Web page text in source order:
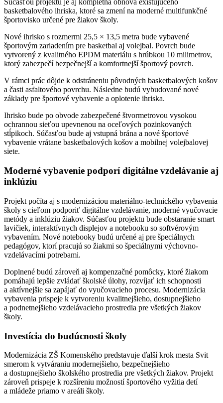
Súčasťou projektu je aj kompletná obnova existujúceho
basketbalového ihriska, ktoré sa zmení na moderné multifunkčné
športovisko určené pre žiakov školy.
Nové ihrisko s rozmermi 25,5 × 13,5 metra bude vybavené
športovým zariadením pre basketbal aj volejbal. Povrch bude
vytvorený z kvalitného EPDM materiálu s hrúbkou 10 milimetrov,
ktorý zabezpečí bezpečnejší a komfortnejší športový povrch.
V rámci prác dôjde k odstráneniu pôvodných basketbalových košov
a časti asfaltového povrchu. Následne budú vybudované nové
základy pre športové vybavenie a oplotenie ihriska.
Ihrisko bude po obvode zabezpečené štvormetrovou vysokou
ochrannou sieťou upevnenou na oceľových pozinkovaných
stĺpikoch. Súčasťou bude aj vstupná brána a nové športové
vybavenie vrátane basketbalových košov a mobilnej volejbalovej
siete.
Moderné vybavenie podporí digitálne vzdelávanie aj
inklúziu
Projekt počíta aj s modernizáciou materiálno-technického vybavenia
školy s cieľom podporiť digitálne vzdelávanie, moderné vyučovacie
metódy a inklúziu žiakov. Súčasťou projektu bude obstaranie smart
lavičiek, interaktívnych displejov a notebooku so softvérovým
vybavením. Nové notebooky budú určené aj pre špeciálnych
pedagógov, ktorí pracujú so žiakmi so špeciálnymi výchovno-
vzdelávacími potrebami.
Doplnené budú zároveň aj kompenzačné pomôcky, ktoré žiakom
pomáhajú lepšie zvládať školské úlohy, rozvíjať ich schopnosti
a aktívnejšie sa zapájať do vyučovacieho procesu. Modernizácia
vybavenia prispeje k vytvoreniu kvalitnejšieho, dostupnejšieho
a podnetnejšieho vzdelávacieho prostredia pre všetkých žiakov
školy.
Investícia do budúcnosti školy
Modernizácia ZŠ Komenského predstavuje ďalší krok mesta Svit
smerom k vytváraniu modernejšieho, bezpečnejšieho
a dostupnejšieho školského prostredia pre všetkých žiakov. Projekt
zároveň prispeje k rozšíreniu možností športového vyžitia detí
a mládeže priamo v areáli školy.